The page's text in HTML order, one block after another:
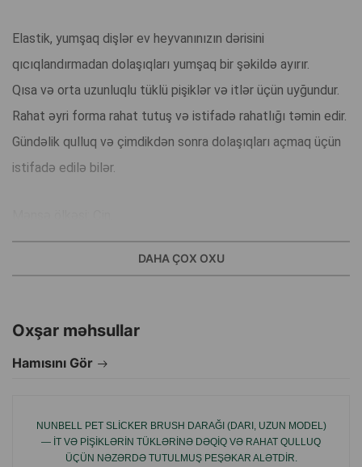
Elastik, yumşaq dişlər ev heyvanınızın dərisini
qıcıqlandırmadan dolaşıqları yumşaq bir şəkildə ayırır.
Qısa və orta uzunluqlu tüklü pişiklər və itlər üçün uyğundur.
Rahat əyri forma rahat tutuş və istifadə rahatlığı təmin edir.
Gündəlik qulluq və çimdikdən sonra dolaşıqları açmaq üçün
istifadə edilə bilər.
DAHA ÇOX OXU
Oxşar məhsullar
Hamısını Gör
NUNBELL PET SLICKER BRUSH DARAĞI (DARI, UZUN MODEL)
— IT VƏ PIŞIKLƏRIN TÜKLƏRINƏ DƏQIQ VƏ RAHAT QULLUQ
ÜÇÜN NƏZƏRDƏ TUTULMUŞ PEŞƏKAR ALƏTDIR.